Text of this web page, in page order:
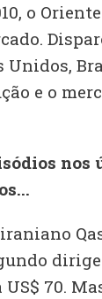
o
e o
nos
70.